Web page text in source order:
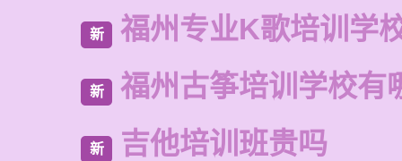
新 福州专业K歌培训学
新 福州古筝培训学校有
新 吉他培训班贵吗